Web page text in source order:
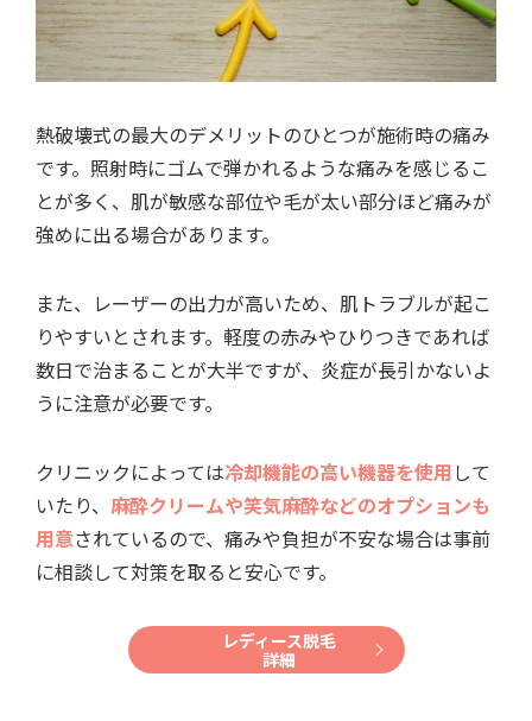
熱破壊式の最大のデメリットのひとつが施術時の痛み
です。照射時にゴムで弾かれるような痛みを感じるこ
とが多く、肌が敏感な部位や毛が太い部分ほど痛みが
強めに出る場合があります。
また、レーザーの出力が高いため、肌トラブルが起こ
りやすいとされます。軽度の赤みやひりつきであれば
数日で治まることが大半ですが、炎症が長引かないよ
うに注意が必要です。
クリニックによっては冷却機能の高い機器を使用して
いたり、 麻酔クリームや笑気麻酔などのオプションも
用意されているので、痛みや負担が不安な場合は事前
に相談して対策を取ると安心です。
レディース脱毛
詳細